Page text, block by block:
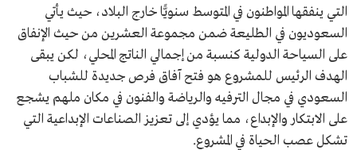
التي ينفقها المواطنون في المتوسط سنويًّا خارج البلاد، حيث يأتي
السعوديون في الطليعة ضمن مجموعة العشرين من حيث الإنفاق
على السياحة الدولية كنسبة من إجمالي الناتج المحلي، لكن يبقى
الهدف الرئيس للمشروع هو فتح آفاق فرص جديدة للشباب
السعودي في مجال الترفيه والرياضة والفنون في مكان ملهم يشجع
على الابتكار والإبداع، مما يؤدي إلى تعزيز الصناعات الإبداعية التي
تشكل عصب الحياة في المشروع.